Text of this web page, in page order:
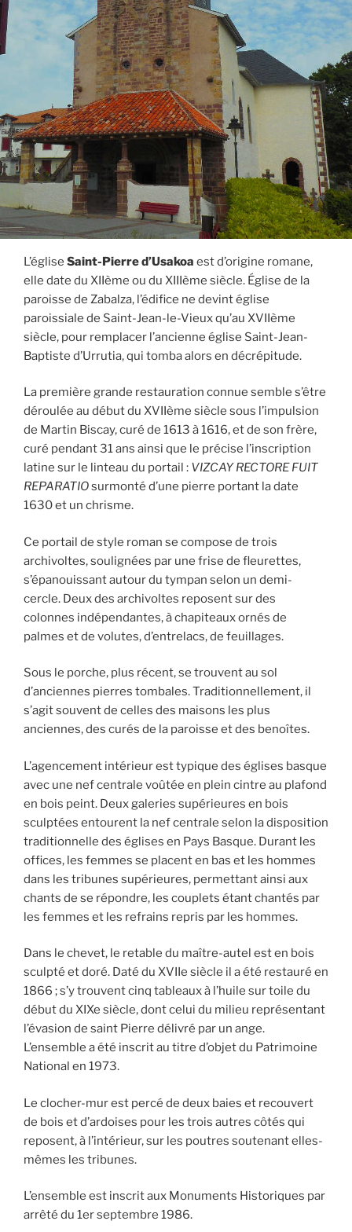
L’église Saint-Pierre d’Usakoa est d’origine romane,
elle date du XIIème ou du XIIIème siècle. Église de la
paroisse de Zabalza, l’édifice ne devint église
paroissiale de Saint-Jean-le-Vieux qu’au XVIIème
siècle, pour remplacer l’ancienne église Saint-Jean-
Baptiste d’Urrutia, qui tomba alors en décrépitude.
La première grande restauration connue semble s’être
déroulée au début du XVIIème siècle sous l’impulsion
de Martin Biscay, curé de 1613 à 1616, et de son frère,
curé pendant 31 ans ainsi que le précise l’inscription
latine sur le linteau du portail : VIZCAY RECTORE FUIT
REPARATIOsurmonté d’une pierre portant la date
1630 et un chrisme.
Ce portail de style roman se compose de trois
archivoltes, soulignées par une frise de fleurettes,
s’épanouissant autour du tympan selon un demi-
cercle. Deux des archivoltes reposent sur des
colonnes indépendantes, à chapiteaux ornés de
palmes et de volutes, d’entrelacs, de feuillages.
Sous le porche, plus récent, se trouvent au sol
d’anciennes pierres tombales. Traditionnellement, il
s’agit souvent de celles des maisons les plus
anciennes, des curés de la paroisse et des benoîtes.
L’agencement intérieur est typique des églises basque
avec une nef centrale voûtée en plein cintre au plafond
en bois peint. Deux galeries supérieures en bois
sculptées entourent la nef centrale selon la disposition
traditionnelle des églises en Pays Basque. Durant les
offices, les femmes se placent en bas et les hommes
dans les tribunes supérieures, permettant ainsi aux
chants de se répondre, les couplets étant chantés par
les femmes et les refrains repris par les hommes.
Dans le chevet, le retable du maître-autel est en bois
sculpté et doré. Daté du XVIIe siècle il a été restauré en
1866 ; s’y trouvent cinq tableaux à l’huile sur toile du
début du XIXe siècle, dont celui du milieu représentant
l’évasion de saint Pierre délivré par un ange.
L’ensemble a été inscrit au titre d’objet du Patrimoine
National en 1973.
Le clocher-mur est percé de deux baies et recouvert
de bois et d’ardoises pour les trois autres côtés qui
reposent, à l’intérieur, sur les poutres soutenant elles-
mêmes les tribunes.
L’ensemble est inscrit aux Monuments Historiques par
arrêté du 1er septembre 1986.